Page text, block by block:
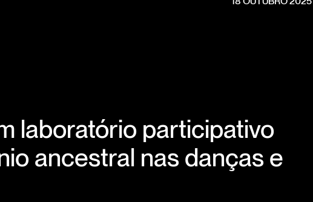
laboratório participativo
ancestral nas danças e